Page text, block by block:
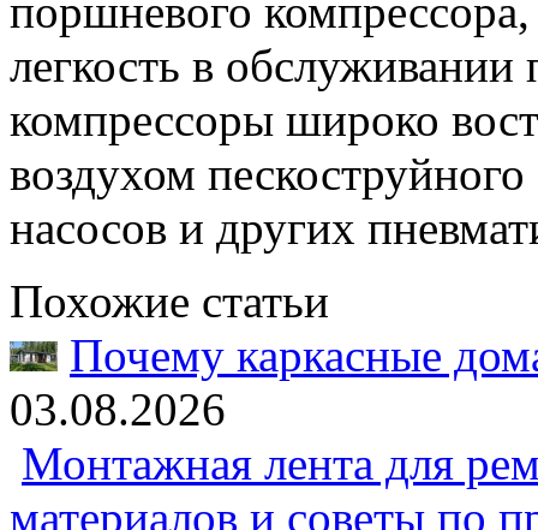
поршневого
легкость в
компрессоры широко
воздухом
насосов и других
Похожие статьи
Почему каркасные
03.08.2026
Монтажная лента для
материалов и советы по